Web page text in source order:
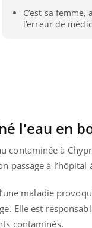
C’est sa
l’erreur de
l'eau en
contaminée à
passage à
maladie
Elle est
contaminés.